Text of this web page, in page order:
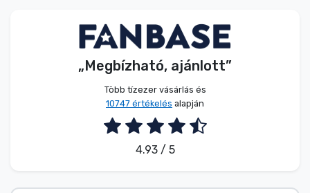
„Megbízható, ajánlott”
Több tízezer vásárlás és
10747 értékelés alapján
4.93 / 5
Terméktípusok